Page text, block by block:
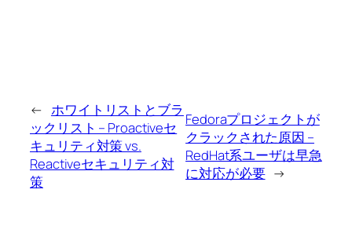
← ホワイトリストとブラ
ックリスト – Proactiveセ
キュリティ対策 vs.
Reactiveセキュリティ対
策
Fedoraプロジェクトが
クラックされた原因 –
RedHat系ユーザは早急
に対応が必要 →